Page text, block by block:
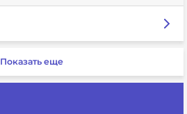
Показать еще